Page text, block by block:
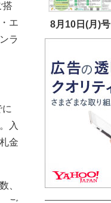
搭
エ
ラ
に
入
金
、
8月10日(月)号